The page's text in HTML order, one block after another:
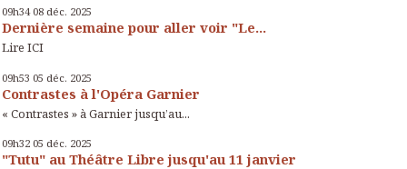
09h34 08 déc. 2025
Dernière semaine pour aller voir "Le...
Lire ICI
09h53 05 déc. 2025
Contrastes à l'Opéra Garnier
« Contrastes » à Garnier jusqu’au...
09h32 05 déc. 2025
"Tutu" au Théâtre Libre jusqu'au 11 janvier